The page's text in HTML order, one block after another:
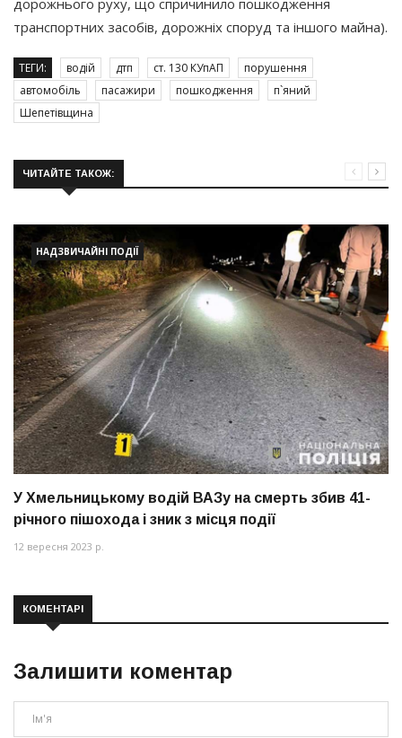
транспортних засобів, дорожніх споруд та іншого майна).
ТЕГИ: водій дтп ст. 130 КУпАП
порушення
автомобіль
пасажири пошкодження
п`яний
Шепетівщина
ЧИТАЙТЕ ТАКОЖ:
НАДЗВИЧАЙНІ ПОДІЇ
У Хмельницькому водій ВАЗу на смерть збив 41-
річного пішохода і зник з місця події
12 вересня 2023 р.
КОМЕНТАРІ
Залишити коментар